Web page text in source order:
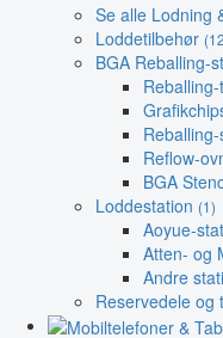
Se alle Lodning
Loddetilbehør
BGA Reballing-
Reflow-
BGA
Loddestation (1)
Aoyue-
Atten- og
Andre
Reservedele og